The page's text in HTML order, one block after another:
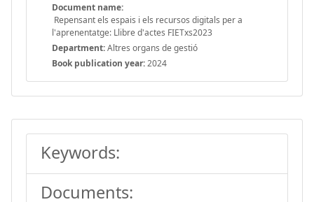
Document name:
Repensant els espais i els recursos digitals per a
l'aprenentatge: Llibre d'actes FIETxs2023
Department:Altres organs de gestió
Book publication year:2024
Keywords:
Documents: